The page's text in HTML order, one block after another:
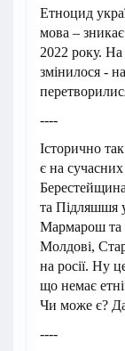
Етноцид
мова –
2022 року.
змінилося -
----
Історично
є на сучасних
та Підляшшя
Мармарош та
Молдові,
на росії. Ну
що немає
Чи може є?
----